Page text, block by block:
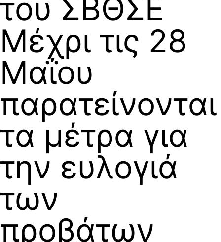
του ΣΒΘΣΕ
Μέχρι τις 28
Μαΐου
παρατείνονται
τα μέτρα για
την ευλογιά
των
προβάτων